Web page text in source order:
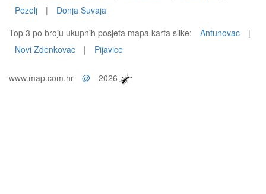
Pezelj
|
Donja Suvaja
Top 3 po broju ukupnih posjeta mapa karta slike:
Antunovac
|
Novi Zdenkovac
| Pijavice
www.map.com.hr @ 2026